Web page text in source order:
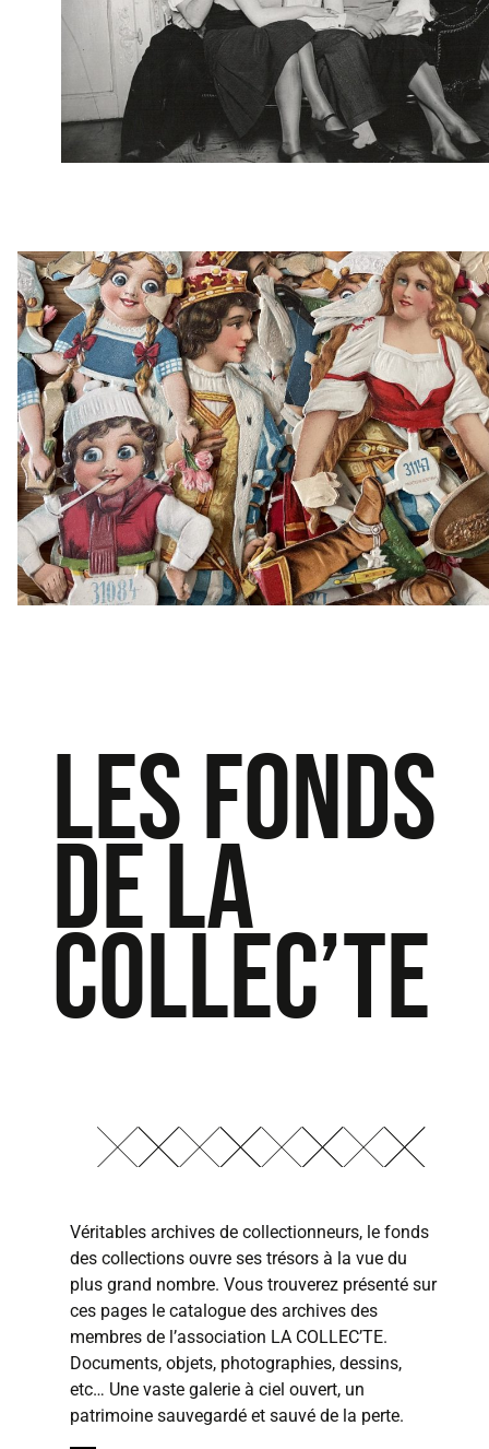
LES FONDS
DE LA
COLLEC’TE
Véritables archives de collectionneurs, le fonds
des collections ouvre ses trésors à la vue du
plus grand nombre. Vous trouverez présenté sur
ces pages le catalogue des archives des
membres de l’association LA COLLEC’TE.
Documents, objets, photographies, dessins,
etc… Une vaste galerie à ciel ouvert, un
patrimoine sauvegardé et sauvé de la perte.